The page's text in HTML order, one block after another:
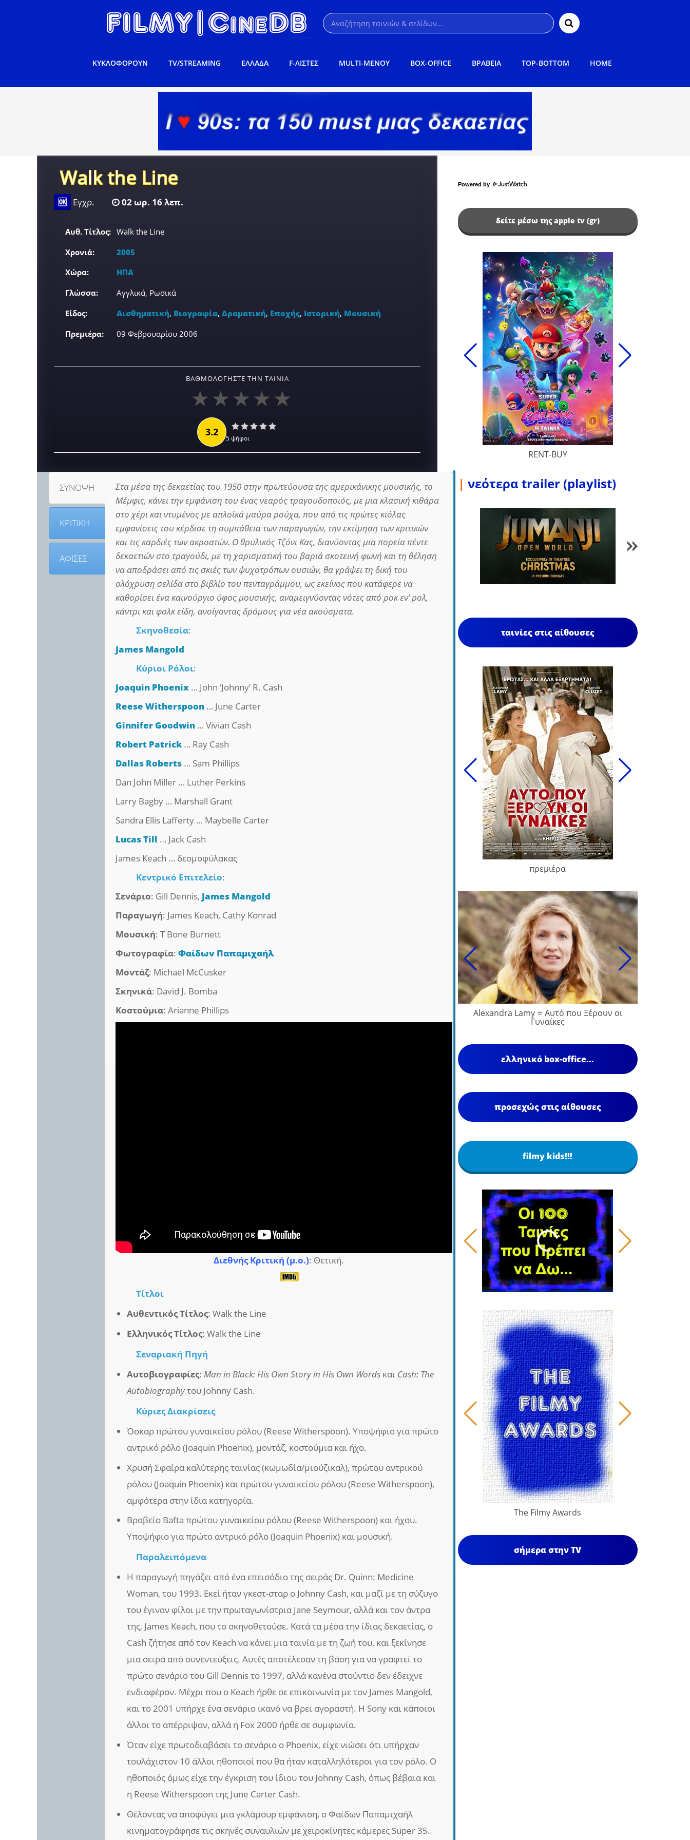
ΚΥΚΛΟΦΟΡΟΥΝ TV/STREAMING ΕΛΛΑΔΑ F-ΛΙΣΤΕΣ MULTI-ΜΕΝΟΥ BOX-OFFICE ΒΡΑΒΕΙΑ TOP-BOTTOM HOME
Walk the Line
🆗 Εγχρ. 02 ωρ. 16 λεπ.
Αυθ. Τίτλος: Walk the Line
Χρονιά:
2005
Χώρα:
ΗΠΑ
Γλώσσα:
Αγγλικά, Ρωσικά
Είδος:
Αισθηματική, Βιογραφία,Δραματική, Εποχής, Ιστορική, Μουσική
Πρεμιέρα:
09 Φεβρουαρίου 2006
ΒΑΘΜΟΛΟΓΉΣΤΕ ΤΗΝ ΤΑΙΝΊΑ
3.2 5 ψήφοι
ΣΥΝΟΨΗ
ΚΡΙΤΙΚΗ
ΑΦΙΣΕΣ
Στα μέσα της δεκαετίας του 1950 στην πρωτεύουσα της αμερικάνικης μουσικής, το
Μέμφις, κάνει την εμφάνιση του ένας νεαρός τραγουδοποιός, με μια κλασική κιθάρα
στο χέρι και ντυμένος με απλοϊκά μαύρα ρούχα, που από τις πρώτες κιόλας
εμφανίσεις του κέρδισε τη συμπάθεια των παραγωγών, την εκτίμηση των κριτικών
και τις καρδιές των ακροατών. Ο θρυλικός Τζόνι Κας, διανύοντας μια πορεία πέντε
δεκαετιών στο τραγούδι, με τη χαρισματική του βαριά σκοτεινή φωνή και τη θέληση
να αποδράσει από τις σκιές των ψυχοτρόπων ουσιών, θα γράψει τη δική του
ολόχρυση σελίδα στο βιβλίο του πενταγράμμου, ως εκείνος που κατάφερε να
καθορίσει ένα καινούργιο ύφος μουσικής, αναμειγνύοντας νότες από ροκ εν’ ρολ,
κάντρι και φολκ είδη, ανοίγοντας δρόμους για νέα ακούσματα.
Σκηνοθεσία:
James Mangold
Κύριοι Ρόλοι:
Joaquin Phoenix … John ‘Johnny’ R. Cash
Reese Witherspoon … June Carter
Ginnifer Goodwin … Vivian Cash
Robert Patrick … Ray Cash
Dallas Roberts … Sam Phillips
Dan John Miller … Luther Perkins
Larry Bagby … Marshall Grant
Sandra Ellis Lafferty … Maybelle Carter
Lucas Till … Jack Cash
James Keach … δεσμοφύλακας
Κεντρικό Επιτελείο:
Σενάριο: Gill Dennis, James Mangold
Παραγωγή: James Keach, Cathy Konrad
Μουσική: T Bone Burnett
Φωτογραφία:Φαίδων Παπαμιχαήλ
Μοντάζ: Michael McCusker
Σκηνικά: David J. Bomba
Κοστούμια: Arianne Phillips
Διεθνής Κριτική (μ.ο.): Θετική.
Τίτλοι
Αυθεντικός Τίτλος: Walk the Line
Ελληνικός Τίτλος: Walk the Line
Σεναριακή Πηγή
Αυτοβιογραφίες:Man in Black: His Own Story in His Own Words και Cash: The
Autobiographyτου Johnny Cash.
Κύριες Διακρίσεις
Όσκαρ πρώτου γυναικείου ρόλου (Reese Witherspoon). Υποψήφιο για πρώτο
αντρικό ρόλο (Joaquin Phoenix), μοντάζ, κοστούμια και ήχο.
Χρυσή Σφαίρα καλύτερης ταινίας (κωμωδία/μιούζικαλ), πρώτου αντρικού
ρόλου (Joaquin Phoenix) και πρώτου γυναικείου ρόλου (Reese Witherspoon),
αμφότερα στην ίδια κατηγορία.
Βραβείο Bafta πρώτου γυναικείου ρόλου (Reese Witherspoon) και ήχου.
Υποψήφιο για πρώτο αντρικό ρόλο (Joaquin Phoenix) και μουσική.
Παραλειπόμενα
Η παραγωγή πηγάζει από ένα επεισόδιο της σειράς Dr. Quinn: Medicine
Woman, του 1993. Εκεί ήταν γκεστ-σταρ ο Johnny Cash, και μαζί με τη σύζυγο
του έγιναν φίλοι με την πρωταγωνίστρια Jane Seymour, αλλά και τον άντρα
της, James Keach, που το σκηνοθετούσε. Κατά τα μέσα την ίδιας δεκαετίας, ο
Cash ζήτησε από τον Keach να κάνει μια ταινία με τη ζωή του, και ξεκίνησε
μια σειρά από συνεντεύξεις. Αυτές αποτέλεσαν τη βάση για να γραφτεί το
πρώτο σενάριο του Gill Dennis το 1997, αλλά κανένα στούντιο δεν έδειχνε
ενδιαφέρον. Μέχρι που ο Keach ήρθε σε επικοινωνία με τον James Mangold,
και το 2001 υπήρχε ένα σενάριο ικανό να βρει αγοραστή. Η Sony και κάποιοι
άλλοι το απέρριψαν, αλλά η Fox 2000 ήρθε σε συμφωνία.
Όταν είχε πρωτοδιαβάσει το σενάριο ο Phoenix, είχε νιώσει ότι υπήρχαν
τουλάχιστον 10 άλλοι ηθοποιοί που θα ήταν καταλληλότεροι για τον ρόλο. Ο
ηθοποιός όμως είχε την έγκριση του ίδιου του Johnny Cash, όπως βέβαια και
η Reese Witherspoon της June Carter Cash.
Θέλοντας να αποφύγει μια γκλάμουρ εμφάνιση, ο Φαίδων Παπαμιχαήλ
κινηματογράφησε τις σκηνές συναυλιών με χειροκίνητες κάμερες Super 35.
Powered by
δείτε μέσω της apple tv (gr)
RENT-BUY
| νεότερα trailer (playlist)
1/85
ταινίες στις αίθουσες
πρεμιέρα
Alexandra Lamy ⭐ Αυτό που Ξέρουν οι
Γυναίκες
ελληνικό box-office...
προσεχώς στις αίθουσες
filmy kids!!!
The Filmy Awards
σήμερα στην TV